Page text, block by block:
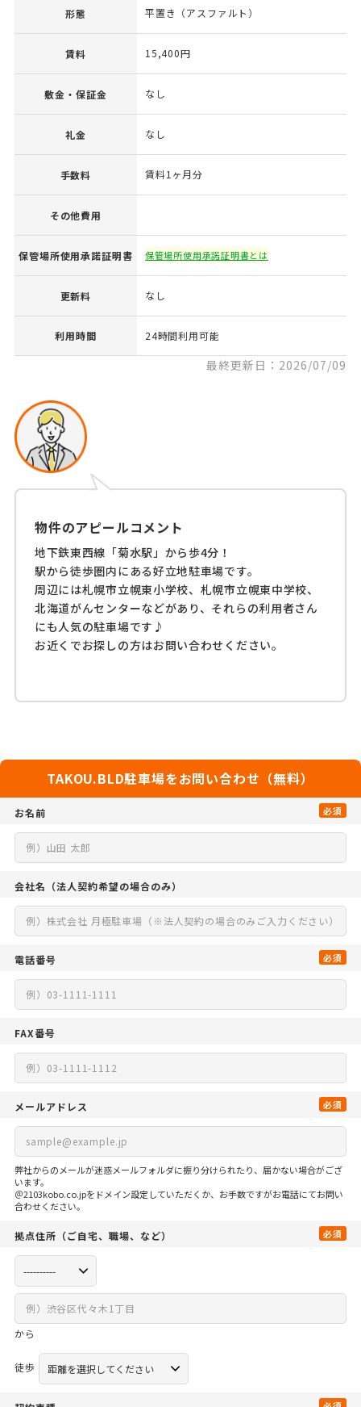
形態 平置き（アスファルト）
賃料 15,400円
敷金・保証金 なし
礼金 なし
手数料 賃料1ヶ月分
その他費用
保管場所使用承諾証明書 保管場所使用承諾証明書とは
更新料 なし
利用時間 24時間利用可能
最終更新日：2026/07/09
物件のアピールコメント
地下鉄東西線「菊水駅」から歩4分！
駅から徒歩圏内にある好立地駐車場です。
周辺には札幌市立幌東小学校、札幌市立幌東中学校、
北海道がんセンターなどがあり、それらの利用者さん
にも人気の駐車場です♪
お近くでお探しの方はお問い合わせください。
TAKOU.BLD駐車場をお問い合わせ（無料）
お名前 必須
会社名 （法人契約希望の場合のみ）
電話番号 必須
FAX番号
メールアドレス 必須
弊社からのメールが迷惑メールフォルダに振り分けられたり、届かない場合がござ
います。
＠2103kobo.co.jpをドメイン設定していただくか、お手数ですがお電話にてお問い
合わせください。
拠点住所 （ご自宅、 職場、など） 必須
から
徒歩